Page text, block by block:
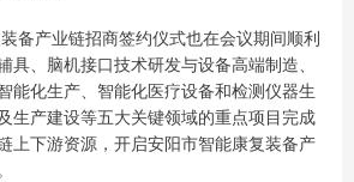
备产业链招商签约仪式也在会议期间顺利
具、脑机接口技术研发与设备高端制造、
能化生产、智能化医疗设备和检测仪器生
生产建设等五大关键领域的重点项目完成
上下游资源，开启安阳市智能康复装备产